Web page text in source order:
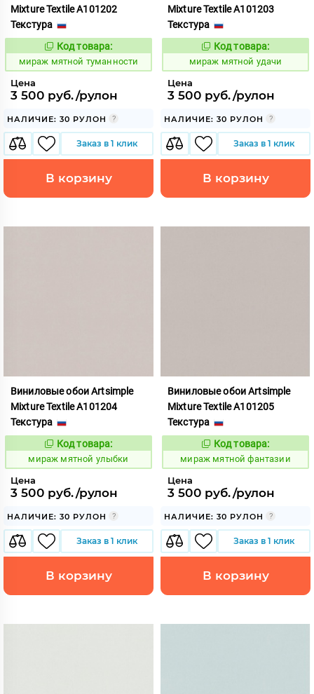
Mixture Textile A101202
Текстура
992234
Код товара:
мираж мятной туманности
Цена
3 500 руб./рулон
НАЛИЧИЕ: 30 РУЛОН
Заказ в 1 клик
В корзину
Mixture Textile A101203
Текстура
992235
Код товара:
мираж мятной удачи
Цена
3 500 руб./рулон
НАЛИЧИЕ: 30 РУЛОН
Заказ в 1 клик
В корзину
Виниловые обои Artsimple
Mixture Textile A101204
Текстура
992236
Код товара:
мираж мятной улыбки
Цена
3 500 руб./рулон
НАЛИЧИЕ: 30 РУЛОН
Заказ в 1 клик
В корзину
Виниловые обои Artsimple
Mixture Textile A101205
Текстура
992237
Код товара:
мираж мятной фантазии
Цена
3 500 руб./рулон
НАЛИЧИЕ: 30 РУЛОН
Заказ в 1 клик
В корзину